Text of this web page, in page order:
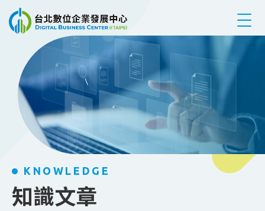
跳到主要內容
KNOWLEDGE
知識文章